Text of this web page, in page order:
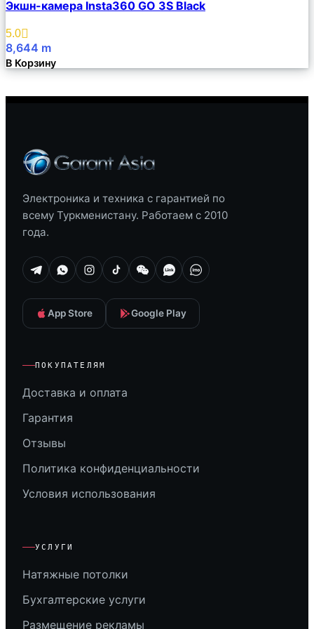
Описание
Избранное
Экшн-камера Insta360 GO 3S Black
5.0
8,644 m
В Корзину
Электроника и техника с гарантией по
всему Туркменистану. Работаем с 2010
года.
App Store Google Play
ПОКУПАТЕЛЯМ
Доставка и оплата
Гарантия
Отзывы
Политика конфиденциальности
Условия использования
УСЛУГИ
Натяжные потолки
Бухгалтерские услуги
Размещение рекламы